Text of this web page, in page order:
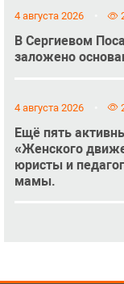
4 августа 2026
В Сергиевом
заложено
4 августа 2026
Ещё пять
«Женского
юристы и
мамы.